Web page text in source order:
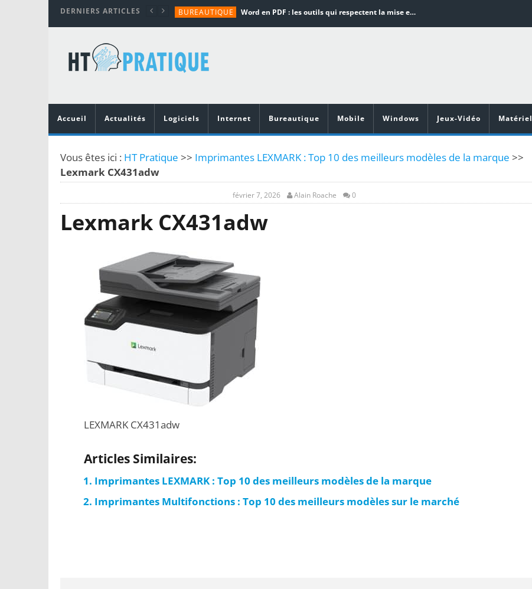
DERNIERS ARTICLES BUREAUTIQUE Word en PDF : les outils qui respectent la mise en page
TUTORIALS
MATÉRIEL
Vidéoprojecteurs Asus : Top 6 des meilleurs modèles de la marque
Accueil
Actualités Logiciels Internet Bureautique Mobile Windows Jeux-Vidéo Matériel
Vous êtes ici : HT Pratique >> Imprimantes LEXMARK : Top 10 des meilleurs modèles de la marque >>
Lexmark CX431adw
février 7, 2026 Alain Roache 0
Lexmark CX431adw
LEXMARK CX431adw
Articles Similaires:
Imprimantes LEXMARK : Top 10 des meilleurs modèles de la marque
Imprimantes Multifonctions : Top 10 des meilleurs modèles sur le marché